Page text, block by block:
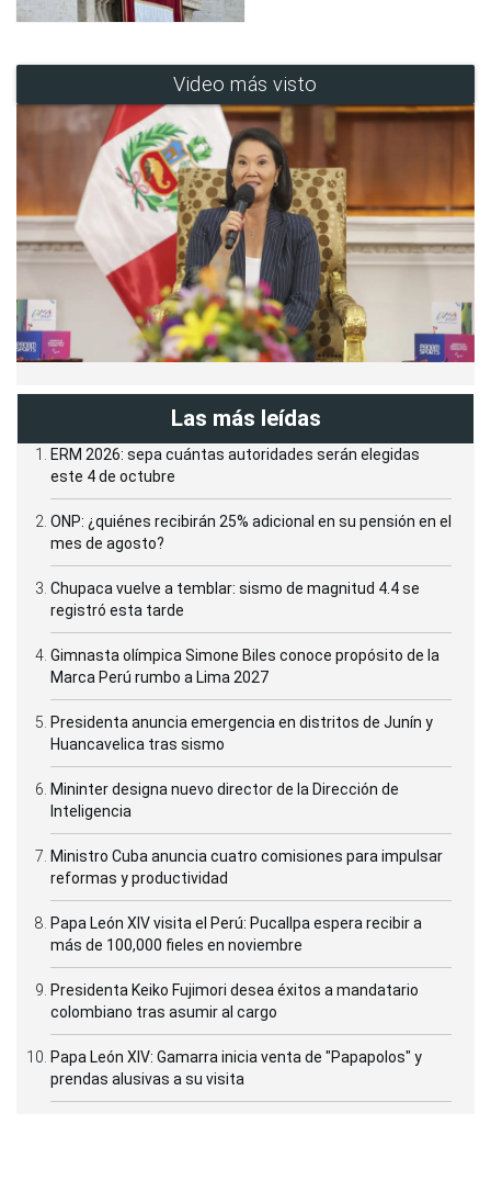
Video más visto
Las más leídas
ERM 2026: sepa cuántas autoridades serán elegidas
este 4 de octubre
ONP: ¿quiénes recibirán 25% adicional en su pensión en el
mes de agosto?
Chupaca vuelve a temblar: sismo de magnitud 4.4 se
registró esta tarde
Gimnasta olímpica Simone Biles conoce propósito de la
Marca Perú rumbo a Lima 2027
Presidenta anuncia emergencia en distritos de Junín y
Huancavelica tras sismo
Mininter designa nuevo director de la Dirección de
Inteligencia
Ministro Cuba anuncia cuatro comisiones para impulsar
reformas y productividad
Papa León XIV visita el Perú: Pucallpa espera recibir a
más de 100,000 fieles en noviembre
Presidenta Keiko Fujimori desea éxitos a mandatario
colombiano tras asumir al cargo
Papa León XIV: Gamarra inicia venta de "Papapolos" y
prendas alusivas a su visita